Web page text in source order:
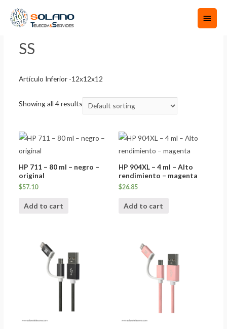
Home/ Product shipping classes / SS
SS
Artículo Inferior -12x12x12
Showing all 4 results
HP 711 – 80 ml – negro –
original
$57.10
Add to cart
HP 904XL – 4 ml – Alto
rendimiento – magenta
$26.85
Add to cart